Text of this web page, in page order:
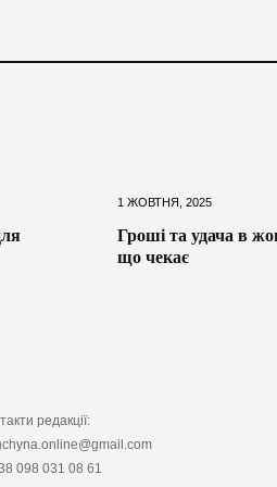
1 ЖОВТНЯ, 2025
Гроші та удача в
що чекає
редакції:
098 031 08 61